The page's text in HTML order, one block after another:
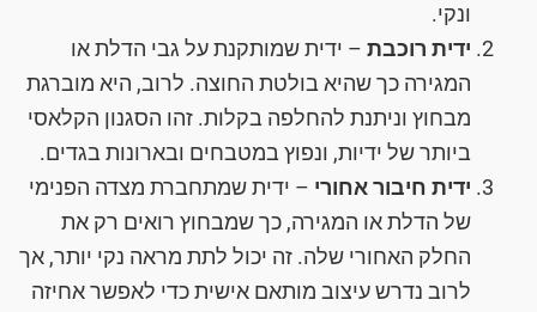
ונקי.
ידית רוכבת – ידית שמותקנת על גבי הדלת או
המגירה כך שהיא בולטת החוצה. לרוב, היא מוברגת
מבחוץ וניתנת להחלפה בקלות. זהו הסגנון הקלאסי
ביותר של ידיות, ונפוץ במטבחים ובארונות בגדים.
ידית חיבור אחורי – ידית שמתחברת מצדה הפנימי
של הדלת או המגירה, כך שמבחוץ רואים רק את
החלק האחורי שלה. זה יכול לתת מראה נקי יותר, אך
לרוב נדרש עיצוב מותאם אישית כדי לאפשר אחיזה